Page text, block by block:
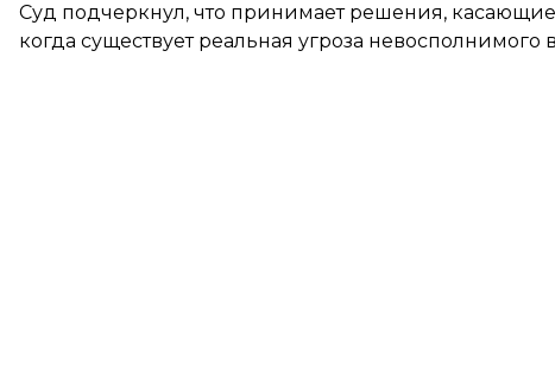
Суд подчеркнул, что принимает решения,
когда существует реальная угроза невосполнимого